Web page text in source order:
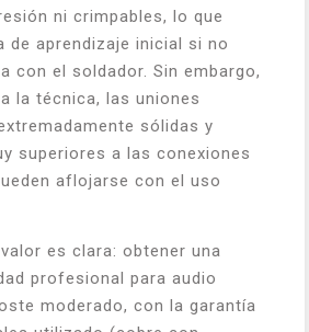
ni crimpables, lo que
de aprendizaje inicial si no
con el soldador. Sin embargo,
la técnica, las uniones
sólidas y
superiores a las conexiones
aflojarse con el uso
es clara: obtener una
profesional para audio
moderado, con la garantía